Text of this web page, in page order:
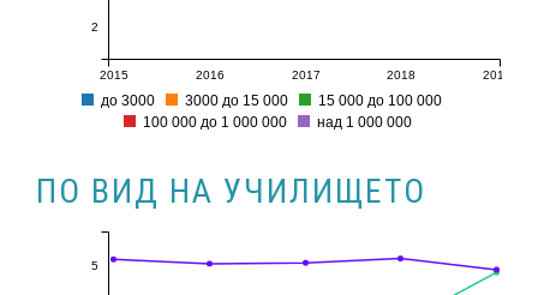
2015 2016 2017 2018 2019
2
до 3000 3000 до 15 000
15 000 до 100 000
100 000 до 1 000 000
над 1 000 000
ПО ВИД НА УЧИЛИЩЕТО
5